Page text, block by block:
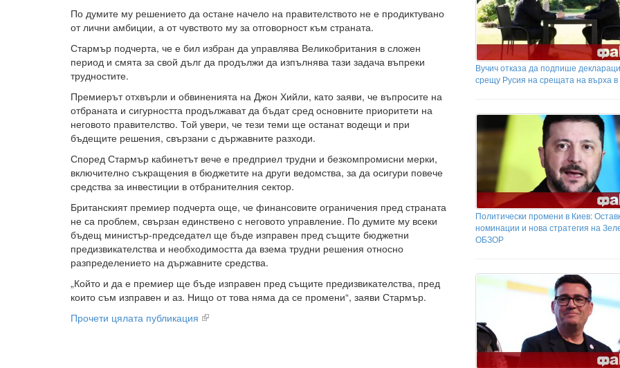
По думите му решението да остане начело на правителството не е продиктувано
от лични амбиции, а от чувството му за отговорност към страната.
Стармър подчерта, че е бил избран да управлява Великобритания в сложен
период и смята за свой дълг да продължи да изпълнява тази задача въпреки
трудностите.
Премиерът отхвърли и обвиненията на Джон Хийли, като заяви, че въпросите на
отбраната и сигурността продължават да бъдат сред основните приоритети на
неговото правителство. Той увери, че тези теми ще останат водещи и при
бъдещите решения, свързани с държавните разходи.
Според Стармър кабинетът вече е предприел трудни и безкомпромисни мерки,
включително съкращения в бюджетите на други ведомства, за да осигури повече
средства за инвестиции в отбранителния сектор.
Британският премиер подчерта още, че финансовите ограничения пред страната
не са проблем, свързан единствено с неговото управление. По думите му всеки
бъдещ министър-председател ще бъде изправен пред същите бюджетни
предизвикателства и необходимостта да взема трудни решения относно
разпределението на държавните средства.
„Който и да е премиер ще бъде изправен пред същите предизвикателства, пред
които съм изправен и аз. Нищо от това няма да се промени“, заяви Стармър.
Прочети цялата публикация
Вучич отказа да подпише
срещу Русия на срещата на върха в
Политически промени в Киев:
номинации и нова стратегия на
ОБЗОР